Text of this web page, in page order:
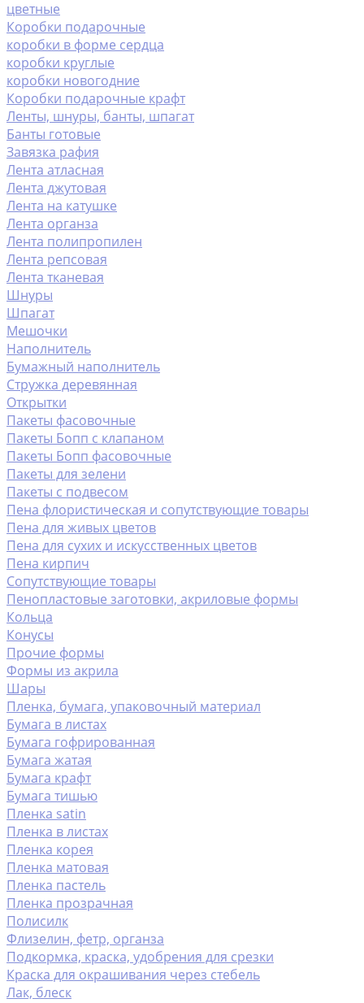
цветные
Коробки подарочные
коробки в форме сердца
коробки круглые
коробки новогодние
Коробки подарочные крафт
Ленты, шнуры, банты, шпагат
Банты готовые
Завязка рафия
Лента атласная
Лента джутовая
Лента на катушке
Лента органза
Лента полипропилен
Лента репсовая
Лента тканевая
Шнуры
Шпагат
Мешочки
Наполнитель
Бумажный наполнитель
Стружка деревянная
Открытки
Пакеты фасовочные
Пакеты Бопп с клапаном
Пакеты Бопп фасовочные
Пакеты для зелени
Пакеты с подвесом
Пена флористическая и сопутствующие товары
Пена для живых цветов
Пена для сухих и искусственных цветов
Пена кирпич
Сопутствующие товары
Пенопластовые заготовки, акриловые формы
Кольца
Конусы
Прочие формы
Формы из акрила
Шары
Пленка, бумага, упаковочный материал
Бумага в листах
Бумага гофрированная
Бумага жатая
Бумага крафт
Бумага тишью
Пленка satin
Пленка в листах
Пленка корея
Пленка матовая
Пленка пастель
Пленка прозрачная
Полисилк
Флизелин, фетр, органза
Подкормка, краска, удобрения для срезки
Краска для окрашивания через стебель
Лак, блеск